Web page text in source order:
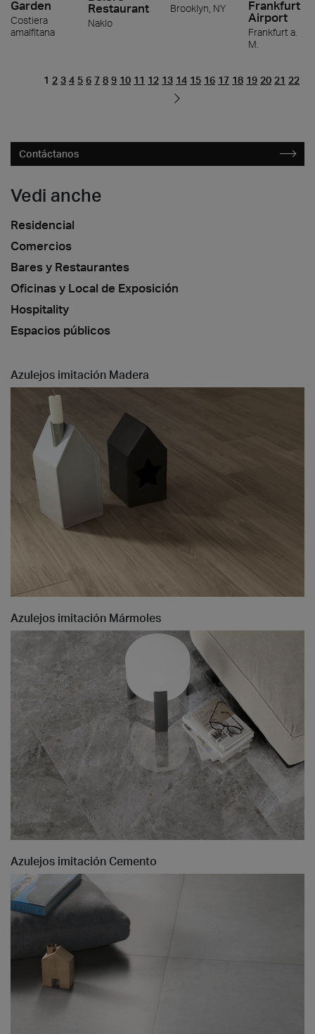
Garden
Costiera
amalfitana
Restaurant
Naklo
Brooklyn, NY
Frankfurt
Airport
Frankfurt a.
M.
1 2 3 4 5 6 7 8 9 10 11 12 13 14 15 16 17 18 19 20 21 22
Contáctanos
Vedi anche
Residencial
Comercios
Bares y Restaurantes
Oficinas y Local de Exposición
Hospitality
Espacios públicos
Azulejos imitación Madera
Azulejos imitación Mármoles
Azulejos imitación Cemento